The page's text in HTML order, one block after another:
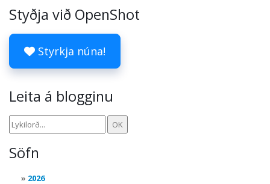
Styðja við OpenShot
Styrkja núna!
Leita á blogginu
Söfn
2026